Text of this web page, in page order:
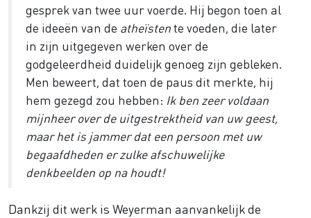
gesprek van twee uur voerde. Hij begon toen al
de ideeën van de atheïstente voeden, die later
in zijn uitgegeven werken over de
godgeleerdheid duidelijk genoeg zijn gebleken.
Men beweert, dat toen de paus dit merkte, hij
hem gezegd zou hebben: Ik ben zeer voldaan
mijnheer over de uitgestrektheid van uw geest,
maar het is jammer dat een persoon met uw
begaafdheden er zulke afschuwelijke
denkbeelden op na houdt!
Dankzij dit werk is Weyerman aanvankelijk de